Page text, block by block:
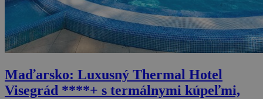
Maďarsko: Luxusný Thermal Hotel
Visegrád ****+ s termálnymi kúpeľmi,